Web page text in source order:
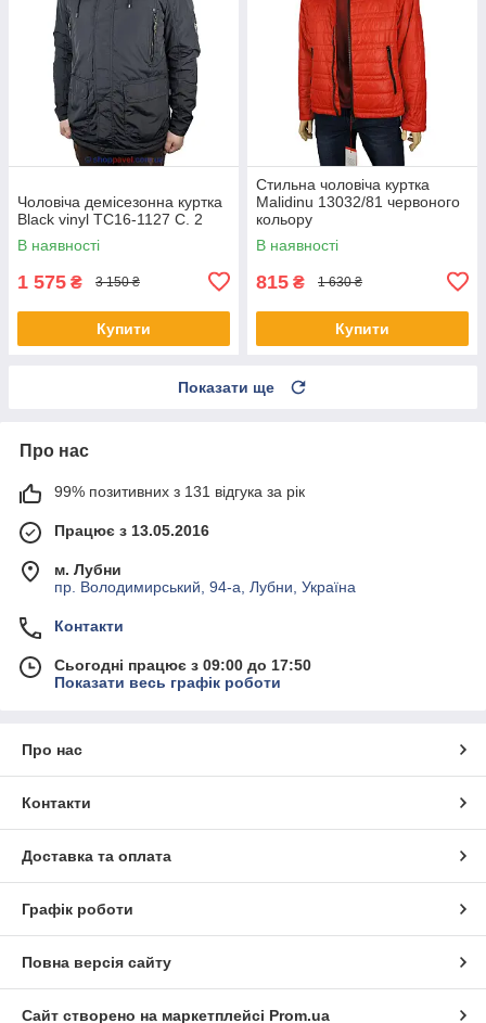
Чоловіча демісезонна куртка
Black vinyl TC16-1127 C. 2
В наявності
1 575 ₴ 3 150 ₴
Купити
Стильна чоловіча куртка
Malidinu 13032/81 червоного
кольору
В наявності
815 ₴ 1 630 ₴
Купити
Показати ще
Про нас
99% позитивних з 131 відгука за рік
Працює з 13.05.2016
м. Лубни
пр. Володимирський, 94-а, Лубни, Україна
Контакти
Сьогодні працює з 09:00 до 17:50
Показати весь графік роботи
Про нас
Контакти
Доставка та оплата
Графік роботи
Повна версія сайту
Сайт створено на маркетплейсі Prom.ua